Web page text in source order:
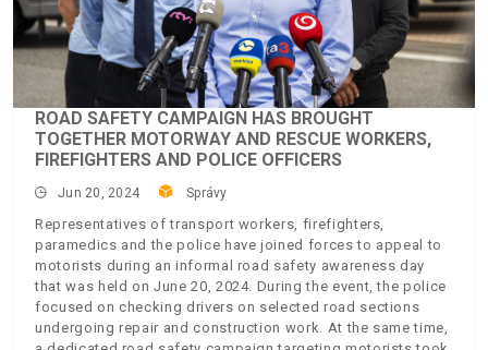
ROAD SAFETY CAMPAIGN HAS BROUGHT
TOGETHER MOTORWAY AND RESCUE WORKERS,
FIREFIGHTERS AND POLICE OFFICERS
Jun 20, 2024 Správy
Representatives of transport workers, firefighters,
paramedics and the police have joined forces to appeal to
motorists during an informal road safety awareness day
that was held on June 20, 2024. During the event, the police
focused on checking drivers on selected road sections
undergoing repair and construction work. At the same time,